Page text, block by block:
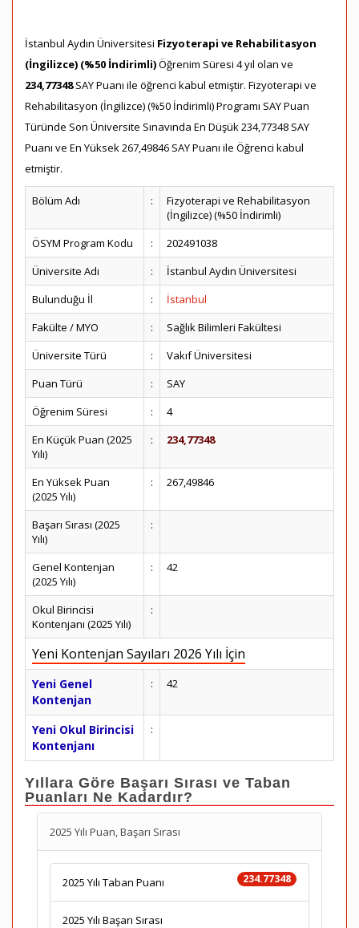
İstanbul Aydın Üniversitesi Fizyoterapi ve Rehabilitasyon
(İngilizce) (%50 İndirimli)Öğrenim Süresi 4 yıl olan ve
234,77348SAY Puanı ile öğrenci kabul etmiştir. Fizyoterapi ve
Rehabilitasyon (İngilizce) (%50 İndirimli) Programı SAY Puan
Türünde Son Üniversite Sınavında En Düşük 234,77348 SAY
Puanı ve En Yüksek 267,49846 SAY Puanı ile Öğrenci kabul
etmiştir.
Bölüm Adı :
Fizyoterapi ve Rehabilitasyon
(İngilizce) (%50 İndirimli)
ÖSYM Program Kodu
:
202491038
Üniversite Adı
:
İstanbul Aydın Üniversitesi
Bulunduğu İl
:
İstanbul
Fakülte / MYO
:
Sağlık Bilimleri Fakültesi
Üniversite Türü
:
Vakıf Üniversitesi
Puan Türü
:
SAY
Öğrenim Süresi
:
4
En Küçük Puan (2025
Yılı)
: 234,77348
En Yüksek Puan
(2025 Yılı)
: 267,49846
Başarı Sırası (2025
Yılı)
:
Genel Kontenjan
(2025 Yılı)
: 42
Okul Birincisi
Kontenjanı (2025 Yılı)
:
Yeni Kontenjan Sayıları 2026 Yılı İçin
Yeni Genel
Kontenjan
: 42
Yeni Okul Birincisi
Kontenjanı
:
Yıllara Göre Başarı Sırası ve Taban
Puanları Ne Kadardır?
2025 Yılı Puan, Başarı Sırası
234.77348
2025 Yılı Taban Puanı
2025 Yılı Başarı Sırası